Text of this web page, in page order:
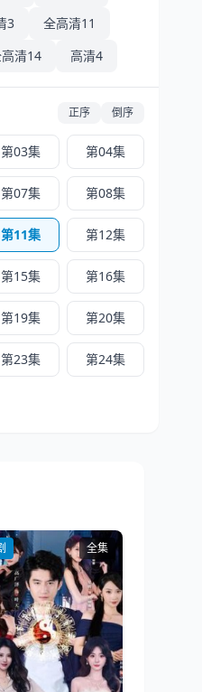
3
全高清11
清14 高清4
正序 倒序
第03集 第04集
第07集 第08集
第11集 第12集
第15集 第16集
第19集 第20集
第23集 第24集
全集